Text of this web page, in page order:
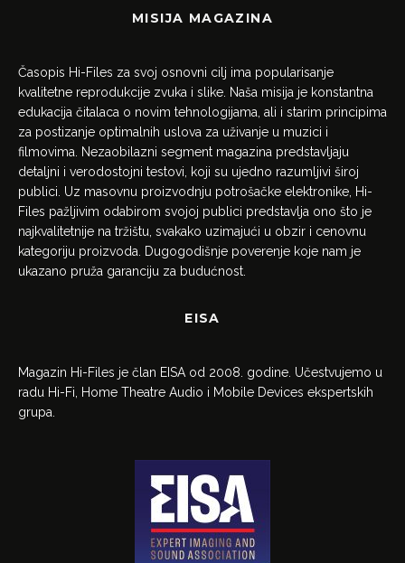
MISIJA MAGAZINA
Časopis Hi-Files za svoj osnovni cilj ima popularisanje
kvalitetne reprodukcije zvuka i slike. Naša misija je konstantna
edukacija čitalaca o novim tehnologijama, ali i starim principima
za postizanje optimalnih uslova za uživanje u muzici i
filmovima. Nezaobilazni segment magazina predstavljaju
detaljni i verodostojni testovi, koji su ujedno razumljivi široj
publici. Uz masovnu proizvodnju potrošačke elektronike, Hi-
Files pažljivim odabirom svojoj publici predstavlja ono što je
najkvalitetnije na tržištu, svakako uzimajući u obzir i cenovnu
kategoriju proizvoda. Dugogodišnje poverenje koje nam je
ukazano pruža garanciju za budućnost.
EISA
Magazin Hi-Files je član EISA od 2008. godine. Učestvujemo u
radu Hi-Fi, Home Theatre Audio i Mobile Devices ekspertskih
grupa.